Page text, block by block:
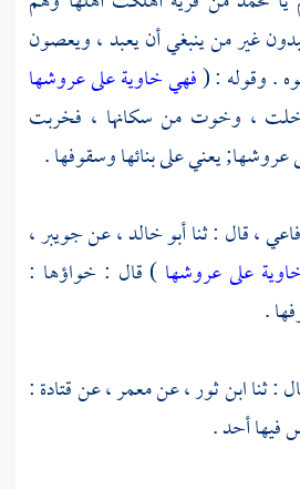
غير من ينبغي أن يعبد ، ويعصون
. وقوله : (فهي خاوية على عروشها
، وخوت من سكانها ، فخربت
يعني على بنائها وسقوفها .
، قال : ثناأبو خالد، عنجويبر،
على عروشها ) قال : خواؤها :
.
: ثناابن ثور، عنمعمر، عنقتادة:
فيها أحد .